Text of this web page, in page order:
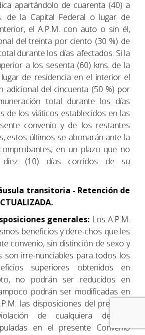
apartándolo de cuarenta (40) a
de la Capital Federal o lugar de
el A.P.M. con auto o sin él,
del treinta por ciento (30 %) de
durante los días afectados. Si la
a los sesenta (60) kms. de la
de residencia en el interior el
adicional del cincuenta (50 %) por
total durante los días
de los viáticos establecidos en las
convenio y de los restantes
estos últimos se abonarán ante la
en un plazo que no
(10) días corridos de su
transitoria - Retención de
generales: Los A.P.M.
beneficios y dere-chos que les
convenio, sin distinción de sexo y
son irre-nunciables para todos los
superiores obtenidos en
no podrán ser reducidos en
podrán ser modificadas en
las disposiciones del presente
de cualquiera de las
en el presente Convenio